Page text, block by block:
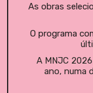
As obras
O programa
A MNJC
ano, numa